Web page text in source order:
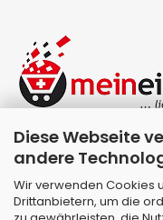
Diese Webseite
andere
Wir verwenden Cookies
Drittanbietern, um die